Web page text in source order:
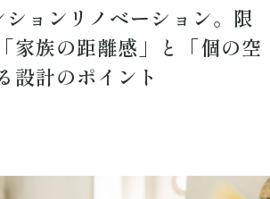
ョンリノベーション。限
家族の距離感」と「個の空
設計のポイント